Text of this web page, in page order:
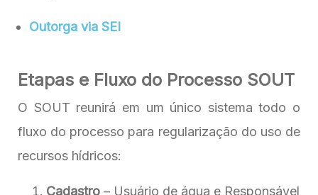
Outorga via SEI
Etapas e Fluxo do Processo SOUT
O SOUT reunirá em um único sistema todo o
fluxo do processo para regularização do uso de
recursos hídricos:
Cadastro – Usuário de água e Responsável